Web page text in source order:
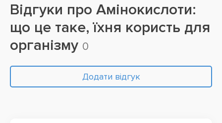
Відгуки про Амінокислоти:
що це таке, їхня користь для
організму 0
Додати відгук